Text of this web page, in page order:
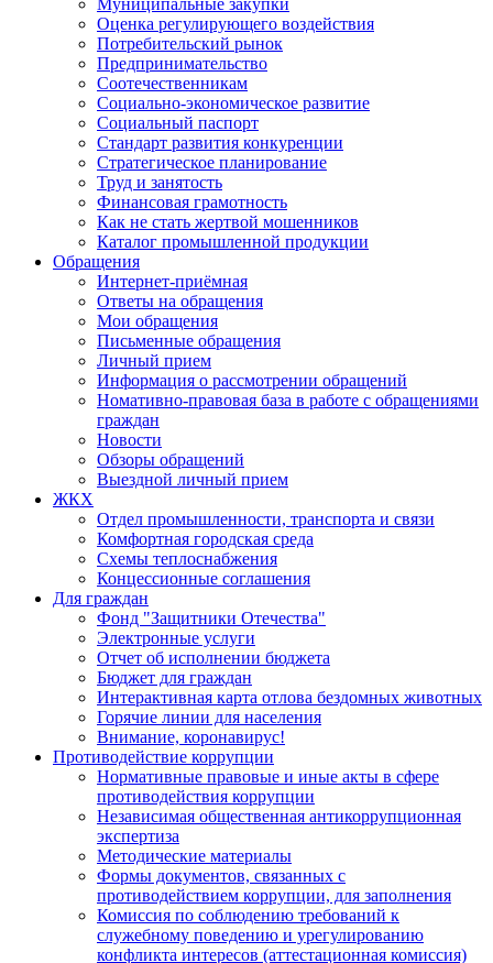
Муниципальные закупки
Оценка регулирующего воздействия
Потребительский рынок
Предпринимательство
Соотечественникам
Социально-экономическое развитие
Социальный паспорт
Стандарт развития конкуренции
Стратегическое планирование
Труд и занятость
Финансовая грамотность
Как не стать жертвой мошенников
Каталог промышленной продукции
Обращения
Интернет-приёмная
Ответы на обращения
Мои обращения
Письменные обращения
Личный прием
Информация о рассмотрении обращений
Номативно-правовая база в работе с обращениями
граждан
Новости
Обзоры обращений
Выездной личный прием
ЖКХ
Отдел промышленности, транспорта и связи
Комфортная городская среда
Схемы теплоснабжения
Концессионные соглашения
Для граждан
Фонд "Защитники Отечества"
Электронные услуги
Отчет об исполнении бюджета
Бюджет для граждан
Интерактивная карта отлова бездомных животных
Горячие линии для населения
Внимание, коронавирус!
Противодействие коррупции
Нормативные правовые и иные акты в сфере
противодействия коррупции
Независимая общественная антикоррупционная
экспертиза
Методические материалы
Формы документов, связанных с
противодействием коррупции, для заполнения
Комиссия по соблюдению требований к
служебному поведению и урегулированию
конфликта интересов (аттестационная комиссия)